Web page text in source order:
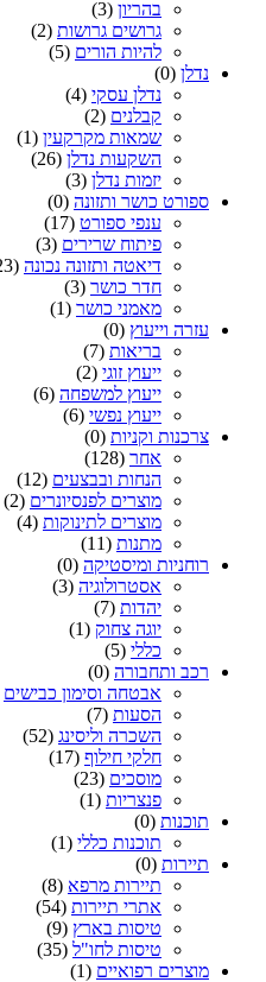
בהריון (3)
גרושים גרושות (2)
להיות הורים (5)
נדלן (0)
נדלן עסקי (4)
קבלנים (2)
שמאות מקרקעין (1)
השקעות נדלן (26)
יזמות נדלן (3)
ספורט כושר ותזונה (0)
ענפי ספורט (17)
פיתוח שרירים (3)
דיאטה ותזונה נכונה (23)
חדר כושר (3)
מאמני כושר (1)
עזרה וייעוץ (0)
בריאות (7)
ייעוץ זוגי (2)
ייעוץ למשפחה (6)
ייעוץ נפשי (6)
צרכנות וקניות (0)
אחר (128)
הנחות ובבצעים (12)
מוצרים לפנסיונרים (2)
מוצרים לתינוקות (4)
מתנות (11)
רוחניות ומיסטיקה (0)
אסטרולוגיה (3)
יהדות (7)
יוגה צחוק (1)
כללי (5)
רכב ותחבורה (0)
אבטחה וסימון כבישים
הסעות (7)
השכרה וליסינג (52)
חלקי חילוף (17)
מוסכים (23)
פנצריות (1)
תוכנות (0)
תוכנות כללי (1)
תיירות (0)
תיירות מרפא (8)
אתרי תיירות (54)
טיסות בארץ (9)
טיסות לחו"ל (35)
מוצרים רפואיים (1)